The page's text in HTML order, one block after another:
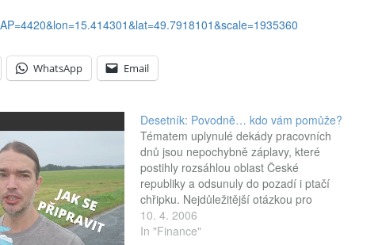
WhatsApp Email
Desetník: Povodně… kdo vám pomůže?
Tématem uplynulé dekády pracovních
dnů jsou nepochybně záplavy, které
postihly rozsáhlou oblast České
republiky a odsunuly do pozadí i ptačí
chřipku. Nejdůležitější otázkou pro
vytopené zůstává: Kdo jim pomůže a
kam se mohou obrátit? Kromě státu tu
10. 4. 2006
In "Finance"